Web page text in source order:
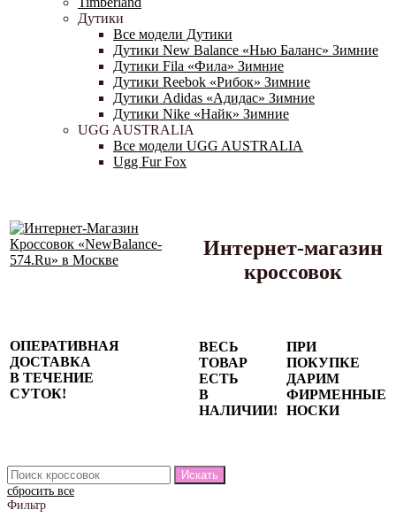
Дутики
Все модели Дутики
Дутики New Balance «Нью Баланс» Зимние
Дутики Fila «Фила» Зимние
Дутики Reebok «Рибок» Зимние
Дутики Adidas «Адидас» Зимние
Дутики Nike «Найк» Зимние
UGG AUSTRALIA
Все модели UGG AUSTRALIA
Ugg Fur Fox
Интернет-магазин
кроссовок
ОПЕРАТИВНАЯ
ДОСТАВКА
В ТЕЧЕНИЕ
СУТОК!
ВЕСЬ
ТОВАР
ЕСТЬ
В
НАЛИЧИИ!
ПРИ
ПОКУПКЕ
ДАРИМ
ФИРМЕННЫЕ
НОСКИ
сбросить все
Фильтр